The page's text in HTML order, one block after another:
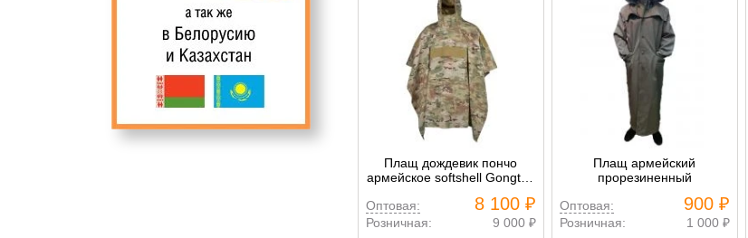
Плащ дождевик пончо
армейское softshell Gongtex
Оптовая:
8 100 ₽
Розничная: 9 000 ₽
Плащ армейский
прорезиненный
Оптовая:
900 ₽
Розничная: 1 000 ₽